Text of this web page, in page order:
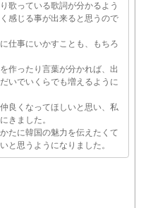
歌っている歌詞が分かるよう
感じる事が出来ると思うので
仕事にいかすことも、もちろ
作ったり言葉が分かれば、出
いでいくらでも増えるように
良くなってほしいと思い、私
きました。
たに韓国の魅力を伝えたくて
と思うようになりました。